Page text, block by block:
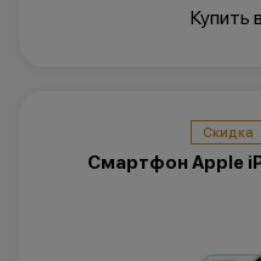
Купить
Скидка
Смартфон Apple